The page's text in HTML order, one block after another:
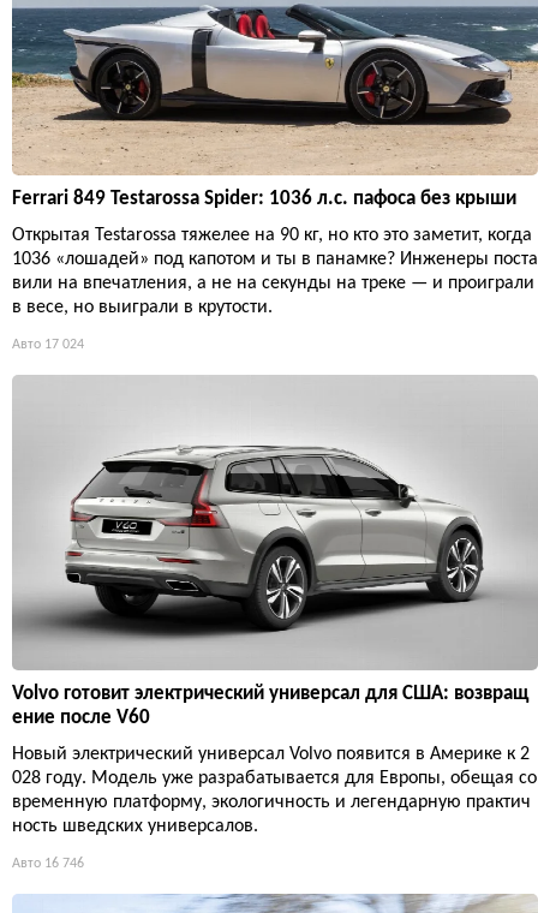
Ferrari 849 Testarossa Spider: 1036 л.с. пафоса без крыши
Открытая Testarossa тяжелее на 90 кг, но кто это заметит, когда
1036 «лошадей» под капотом и ты в панамке? Инженеры поста
вили на впечатления, а не на секунды на треке — и проиграли
в весе, но выиграли в крутости.
Авто 17 024
Volvo готовит электрический универсал для США: возвращ
ение после V60
Новый электрический универсал Volvo появится в Америке к 2
028 году. Модель уже разрабатывается для Европы, обещая со
временную платформу, экологичность и легендарную практич
ность шведских универсалов.
Авто 16 746